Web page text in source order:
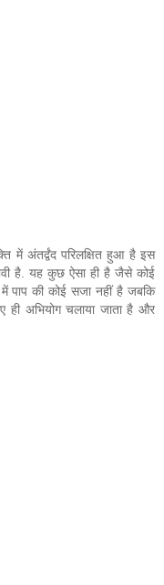
में अंतर्द्वंद परिलक्षित हुआ है इस
है. यह कुछ ऐसा ही है जैसे कोई
पाप की कोई सजा नहीं है जबकि
ही अभियोग चलाया जाता है और